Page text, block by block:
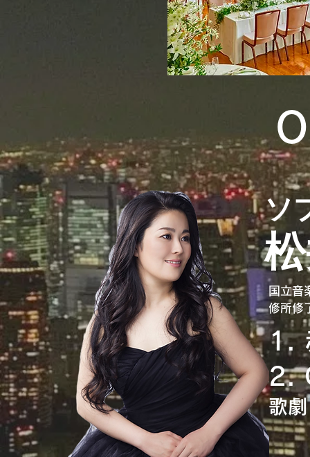
ソ
国立音
修所修
第25回
ン国
ジノ
コンク
その後
ゾ
1.
2.
歌